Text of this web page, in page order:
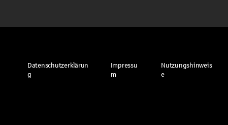
Datenschutzerklärun
g
Impressu
m
Nutzungshinweis
e